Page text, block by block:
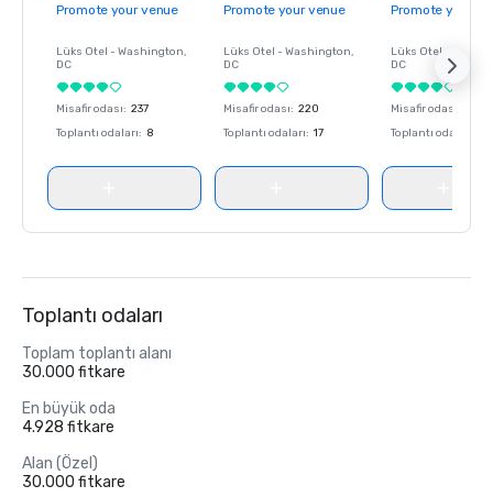
Promote your venue
Lüks Otel - Washington,
DC
Misafir odası: 237
Toplantı odaları: 8
Promote your venue
Lüks Otel - Washington,
DC
Misafir odası: 220
Toplantı odaları: 17
Promote your
Lüks Otel -
DC
Misafir odası
Toplantı odaları
Toplantı odaları
Toplam toplantı alanı
30.000 fitkare
En büyük oda
4.928 fitkare
Alan (Özel)
30.000 fitkare